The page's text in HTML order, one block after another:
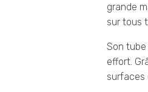
grande
sur tous
Son tube
effort.
surfaces